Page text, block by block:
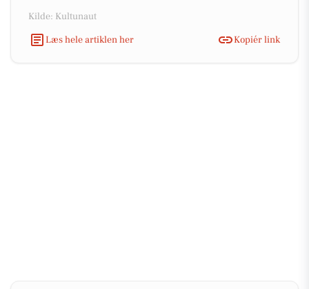
Kilde: Kultunaut
Læs hele artiklen her
Kopiér link